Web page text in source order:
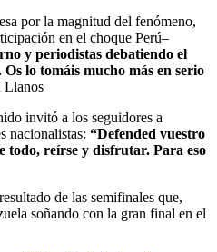
por la magnitud del fenómeno,
en el choque Perú–
y periodistas debatiendo el
lo tomáis mucho más en serio
Llanos
invitó a los seguidores a
nacionalistas: “Defended vuestro
todo, reírse y disfrutar. Para eso
de las semifinales que,
soñando con la gran final en el